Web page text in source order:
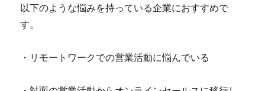
以下のような悩みを持っている企業におすすめで
す。
・リモートワークでの営業活動に悩んでいる